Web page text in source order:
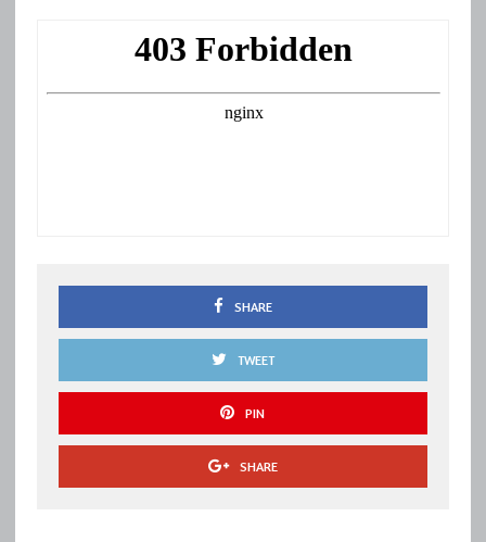
SHARE
TWEET
PIN
SHARE